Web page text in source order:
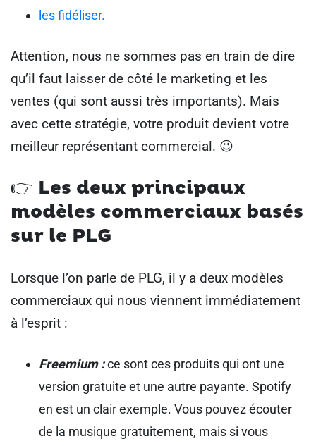
les fidéliser.
Attention, nous ne sommes pas en train de dire
qu’il faut laisser de côté le marketing et les
ventes (qui sont aussi très importants). Mais
avec cette stratégie, votre produit devient votre
meilleur représentant commercial. 😉
👉 Les deux principaux
modèles commerciaux basés
sur le PLG
Lorsque l’on parle de PLG, il y a deux modèles
commerciaux qui nous viennent immédiatement
à l’esprit :
Freemium :ce sont ces produits qui ont une
version gratuite et une autre payante. Spotify
en est un clair exemple. Vous pouvez écouter
de la musique gratuitement, mais si vous